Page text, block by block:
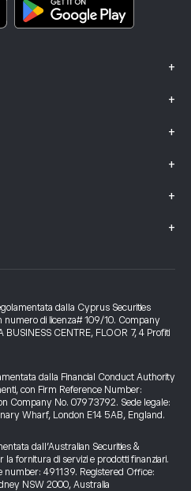
+
+
+
+
+
+
dalla Cyprus Securities
numero di licenza# 109/10. Company
CENTRE, FLOOR 7, 4 Profiti
dalla Financial Conduct Authority
con Firm Reference Number:
Company No. 07973792. Sede legale:
Wharf, London E14 5AB, England.
dall’Australian Securities &
la fornitura di servizi e prodotti finanziari.
number: 491139. Registered Office:
NSW 2000, Australia